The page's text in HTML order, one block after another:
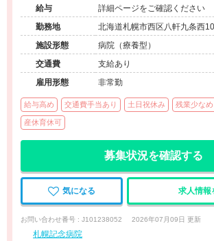
給与
詳細ページをご確認ください
勤務地
北海道札幌市西区八軒九条西
施設形態
病院（療養型）
交通費
支給あり
雇用形態
非常勤
給与高め 交通費手当あり 土日祝休み 残業少なめ
産休育休可
募集状況を確認する
気になる 求人情報
お問い合わせ番号 : J101238052 2026年07月09日 更新
札幌記念病院